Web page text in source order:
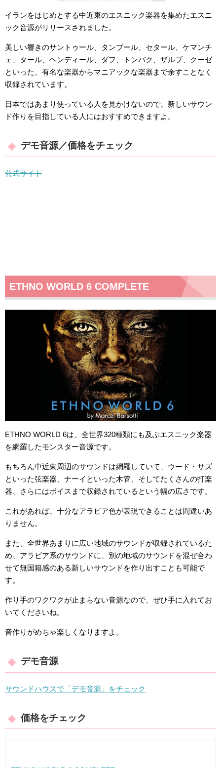
イランをはじめとする中近東のエスニック楽器を集めたエスニ
ック音源がリリースされました。
美しい響きのサントゥール、タンブール、セタール、ケマンチ
ェ、タール、ヘンディール、ダフ、トンバク、ザルブ、クーゼ
といった、有名な楽器からマニアックな楽器まで余すことなく
収録されています。
日本ではあまり使っている人を見かけないので、新しいサウン
ド作りを目指している人にはおすすめできますよ。
デモ音源／価格をチェック
公式サイト
ETHNO WORLD 6 COMPLETE
ETHNO WORLD 6は、全世界320種類にも及ぶエスニック楽器
を網羅したモンスター音源です。
もちろん中近東周辺のサウンドは網羅していて、ウード・サズ
といった弦楽器、ナーイといった木管、そしてたくさんの打楽
器、さらにはボイスまで収録されているという幅の広さです。
これがあれば、十分なアラビア色が表現できることは間違いあ
りません。
また、全世界あまりに広い地域のサウンドが収録されているた
め、アラビア系のサウンドに、別の地域のサウンドを混ぜ合わ
せて無国籍感のある新しいサウンドを作り出すことも可能で
す。
作り手のワクワクが止まらない音源なので、ぜひ手に入れてお
いてくださいね。
音作りがめちゃ楽しくなりますよ。
デモ音源
サウンドハウスで「デモ音源」をチェック
価格をチェック